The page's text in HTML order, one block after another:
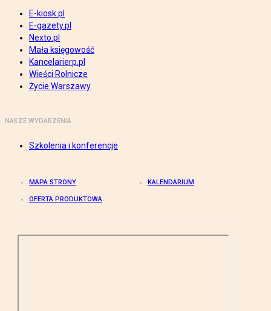
E-kiosk.pl
E-gazety.pl
Nexto.pl
Mała księgowość
Kancelarierp.pl
Wieści Rolnicze
Życie Warszawy
NASZE WYDARZENIA
Szkolenia i konferencje
MAPA STRONY KALENDARIUM
OFERTA PRODUKTOWA